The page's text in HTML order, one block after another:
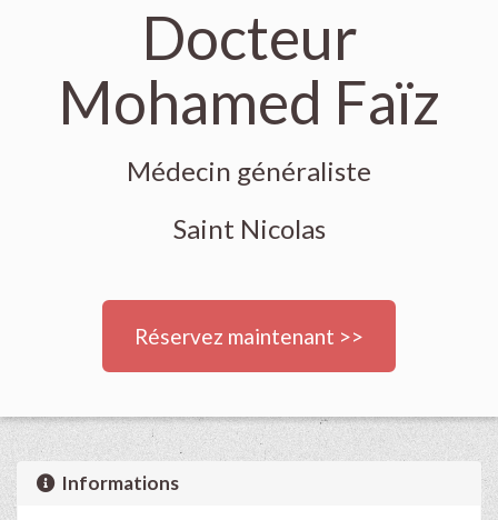
Docteur
Mohamed Faïz
Médecin généraliste
Saint Nicolas
Réservez maintenant >>
Informations